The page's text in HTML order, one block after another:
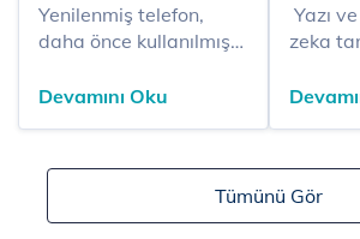
​​​Yenilenmiş telefon,
daha önce kullanılmış
kusur tespit edilmiş
uygun olarak onarıldığı,
test edildiği ve yeniden
satışa sunulduğu
Devamını Oku
zeka
bir
Kaliteli
Tümünü Gör